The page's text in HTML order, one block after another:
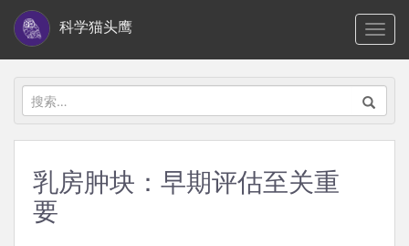
i
科学猫头鹰
搜
索：
乳房肿块：早期评估至关重
要